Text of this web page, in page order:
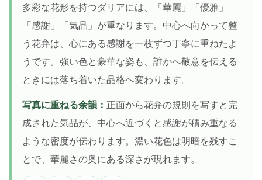
多彩な花形を持つダリアには、「華麗」「優雅」
「感謝」「気品」が重なります。中心へ向かって整
う花弁は、心にある感謝を一枚ずつ丁寧に重ねたよ
うです。強い色と豪華な姿も、誰かへ敬意を伝える
ときには落ち着いた品格へ変わります。
写真に重ねる余韻： 正面から花弁の規則を写すと完
成された気品が、中心へ近づくと感謝が積み重なる
ような密度が伝わります。濃い花色は明暗を残すこ
とで、華麗さの奥にある深さが現れます。